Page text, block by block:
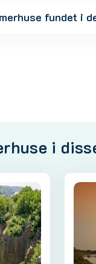
fundet i
i